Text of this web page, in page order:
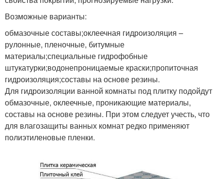
Возможные варианты:
обмазочные составы;оклеечная гидроизоляция –
рулонные, пленочные, битумные
материалы;специальные гидрофобные
штукатурки;водонепроницаемые краски;пропиточная
гидроизоляция;составы на основе резины.
Для гидроизоляции ванной комнаты под плитку подойдут
обмазочные, оклеечные, проникающие материалы,
составы на основе резины. При этом следует учесть, что
для влагозащиты ванных комнат редко применяют
полиэтиленовые пленки.